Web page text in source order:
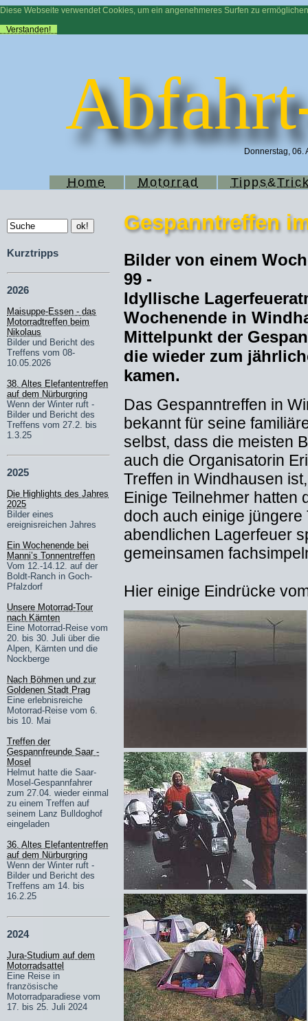
Diese Webseite verwendet Cookies, um ein angenehmeres Surfen zu
Verstanden!
Donnerstag, 06.
Home Motorrad
Kurztripps
2026
Maisuppe-Essen - das
Motorradtreffen beim
Nikolaus
Bilder und Bericht des
Treffens vom 08-
10.05.2026
38. Altes Elefantentreffen
auf dem Nürburgring
Wenn der Winter ruft -
Bilder und Bericht des
Treffens vom 27.2. bis
1.3.25
2025
Die Highlights des Jahres
2025
Bilder eines
ereignisreichen Jahres
Ein Wochenende bei
Manni’s Tonnentreffen
Vom 12.-14.12. auf der
Boldt-Ranch in Goch-
Pfalzdorf
Unsere Motorrad-Tour
nach Kärnten
Eine Motorrad-Reise vom
20. bis 30. Juli über die
Alpen, Kärnten und die
Nockberge
Nach Böhmen und zur
Goldenen Stadt Prag
Eine erlebnisreiche
Motorrad-Reise vom 6.
bis 10. Mai
Treffen der
Gespannfreunde Saar -
Mosel
Helmut hatte die Saar-
Mosel-Gespannfahrer
zum 27.04. wieder einmal
zu einem Treffen auf
seinem Lanz Bulldoghof
eingeladen
36. Altes Elefantentreffen
auf dem Nürburgring
Wenn der Winter ruft -
Bilder und Bericht des
Treffens am 14. bis
16.2.25
2024
Jura-Studium auf dem
Motorradsattel
Eine Reise in
französische
Motorradparadiese vom
17. bis 25. Juli 2024
Gespanntreffen
Bilder von einem
99 -
Idyllische
Wochenende in
Mittelpunkt der
die wieder zum
kamen.
Das Gespanntreffen in
bekannt für seine
selbst, dass die meisten
auch die Organisatorin
Treffen in Windhausen
Einige Teilnehmer hatten
doch auch einige jüngere
abendlichen Lagerfeuer
gemeinsamen
Hier einige Eindrücke